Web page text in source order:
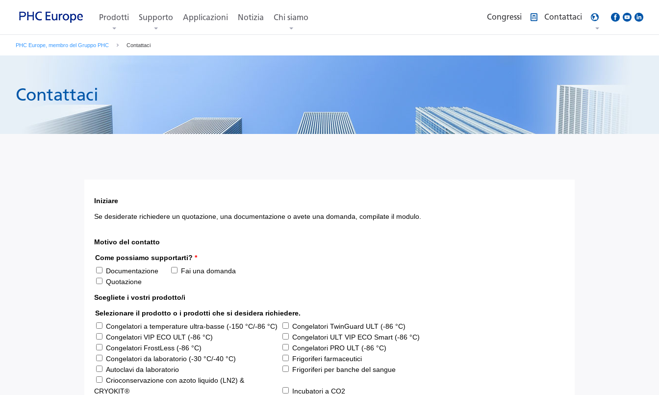
Prodotti Supporto Applicazioni Notizia Chi siamo Congressi Contattaci
PHC Europe, membro del Gruppo PHC Contattaci
Contattaci